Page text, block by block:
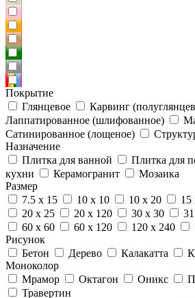
Покрытие
Глянцевое
Карвинг
Лаппатированное (шлифованное)
Сатинированное (лощеное)
Назначение
Плитка для ванной
Плитка для
кухни
Керамогранит
Мозаика
Размер
7.5 x 15
10 x 10 10 x 20 15
20 x 25
20 x 120 30 x 30
60 x 60
60 x 120 120 x 240
Рисунок
Бетон
Дерево Калакатта
Моноколор
Мрамор
Октагон Оникс
Травертин